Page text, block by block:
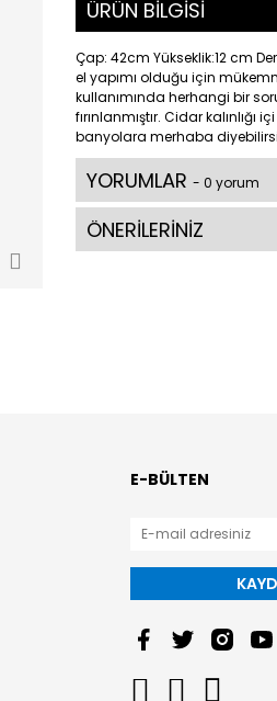
ÜRÜN BİLGİSİ
Çap: 42cm Yükseklik:12 cm
el yapımı olduğu için
kullanımında herhangi bir
fırınlanmıştır. Cidar
banyolara merhaba
YORUMLAR - 0 yorum
ÖNERİLERİNİZ
E-BÜLTEN